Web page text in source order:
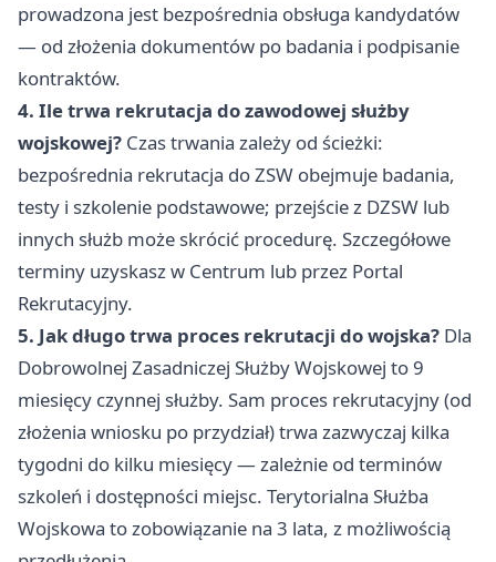
prowadzona jest bezpośrednia obsługa kandydatów
— od złożenia dokumentów po badania i podpisanie
kontraktów.
4. Ile trwa rekrutacja do zawodowej służby
wojskowej? Czas trwania zależy od ścieżki:
bezpośrednia rekrutacja do ZSW obejmuje badania,
testy i szkolenie podstawowe; przejście z DZSW lub
innych służb może skrócić procedurę. Szczegółowe
terminy uzyskasz w Centrum lub przez Portal
Rekrutacyjny.
5. Jak długo trwa proces rekrutacji do wojska? Dla
Dobrowolnej Zasadniczej Służby Wojskowej to 9
miesięcy czynnej służby. Sam proces rekrutacyjny (od
złożenia wniosku po przydział) trwa zazwyczaj kilka
tygodni do kilku miesięcy — zależnie od terminów
szkoleń i dostępności miejsc. Terytorialna Służba
Wojskowa to zobowiązanie na 3 lata, z możliwością